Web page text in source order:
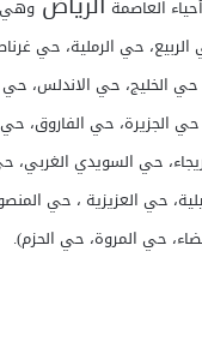
العاصمة
حي الرملية، حي
حي الخليج، حي الاندلس، حي
الجزيرة، حي الفاروق،
حي السويدي الغربي،
حي العزيزية ، حي
حي المروة، حي الحزم).